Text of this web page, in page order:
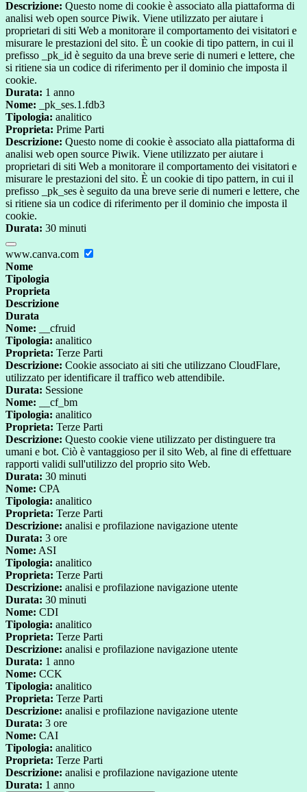
Descrizione: Questo nome di cookie è associato alla piattaforma di
analisi web open source Piwik. Viene utilizzato per aiutare i
proprietari di siti Web a monitorare il comportamento dei visitatori e
misurare le prestazioni del sito. È un cookie di tipo pattern, in cui il
prefisso _pk_id è seguito da una breve serie di numeri e lettere, che
si ritiene sia un codice di riferimento per il dominio che imposta il
cookie.
Durata: 1 anno
Nome: _pk_ses.1.fdb3
Tipologia: analitico
Proprieta: Prime Parti
Descrizione: Questo nome di cookie è associato alla piattaforma di
analisi web open source Piwik. Viene utilizzato per aiutare i
proprietari di siti Web a monitorare il comportamento dei visitatori e
misurare le prestazioni del sito. È un cookie di tipo pattern, in cui il
prefisso _pk_ses è seguito da una breve serie di numeri e lettere, che
si ritiene sia un codice di riferimento per il dominio che imposta il
cookie.
Durata: 30 minuti
www.canva.com
Nome
Tipologia
Proprieta
Descrizione
Durata
Nome: __cfruid
Tipologia: analitico
Proprieta: Terze Parti
Descrizione: Cookie associato ai siti che utilizzano CloudFlare,
utilizzato per identificare il traffico web attendibile.
Durata: Sessione
Nome: __cf_bm
Tipologia: analitico
Proprieta: Terze Parti
Descrizione: Questo cookie viene utilizzato per distinguere tra
umani e bot. Ciò è vantaggioso per il sito Web, al fine di effettuare
rapporti validi sull'utilizzo del proprio sito Web.
Durata: 30 minuti
Nome: CPA
Tipologia: analitico
Proprieta: Terze Parti
Descrizione: analisi e profilazione navigazione utente
Durata: 3 ore
Nome: ASI
Tipologia: analitico
Proprieta: Terze Parti
Descrizione: analisi e profilazione navigazione utente
Durata: 30 minuti
Nome: CDI
Tipologia: analitico
Proprieta: Terze Parti
Descrizione: analisi e profilazione navigazione utente
Durata: 1 anno
Nome: CCK
Tipologia: analitico
Proprieta: Terze Parti
Descrizione: analisi e profilazione navigazione utente
Durata: 3 ore
Nome: CAI
Tipologia: analitico
Proprieta: Terze Parti
Descrizione: analisi e profilazione navigazione utente
Durata: 1 anno